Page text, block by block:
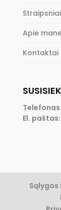
Straipsniai
Apie
Kontaktai
Telefonas:
El. paštas: